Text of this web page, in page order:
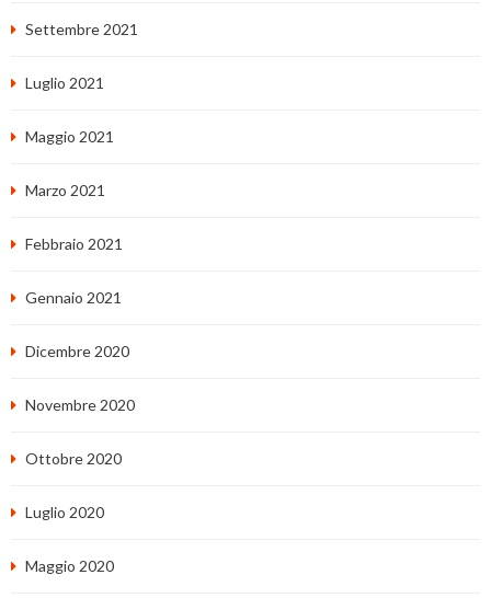
Settembre 2021
Luglio 2021
Maggio 2021
Marzo 2021
Febbraio 2021
Gennaio 2021
Dicembre 2020
Novembre 2020
Ottobre 2020
Luglio 2020
Maggio 2020